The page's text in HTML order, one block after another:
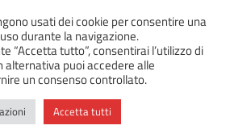
Concept & Design by Designers Italia
usati dei cookie per consentire una
durante la navigazione.
“Accetta tutto”, consentirai l’utilizzo di
alternativa puoi accedere alle
un consenso controllato.
Accetta tutti